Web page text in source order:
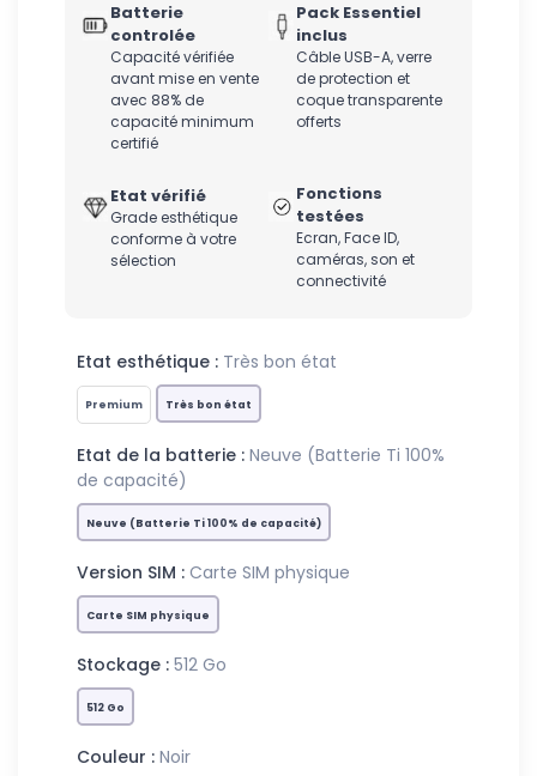
Batterie
controlée
Capacité vérifiée
avant mise en vente
avec 88% de
capacité minimum
certifié
Pack Essentiel
inclus
Câble USB-A, verre
de protection et
coque transparente
offerts
Etat vérifié
Grade esthétique
conforme à votre
sélection
Fonctions
testées
Ecran, Face ID,
caméras, son et
connectivité
Etat esthétique : Très bon état
Premium Très bon état
Etat de la batterie : Neuve (Batterie Ti 100%
de capacité)
Neuve (Batterie Ti 100% de capacité)
Version SIM : Carte SIM physique
Carte SIM physique
Stockage : 512 Go
512 Go
Couleur : Noir